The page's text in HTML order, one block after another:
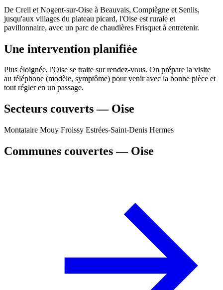
De Creil et Nogent-sur-Oise à Beauvais, Compiègne et Senlis,
jusqu'aux villages du plateau picard, l'Oise est rurale et
pavillonnaire, avec un parc de chaudières Frisquet à entretenir.
Une intervention planifiée
Plus éloignée, l'Oise se traite sur rendez-vous. On prépare la visite
au téléphone (modèle, symptôme) pour venir avec la bonne pièce et
tout régler en un passage.
Secteurs couverts — Oise
Montataire Mouy Froissy Estrées-Saint-Denis Hermes
Communes couvertes — Oise